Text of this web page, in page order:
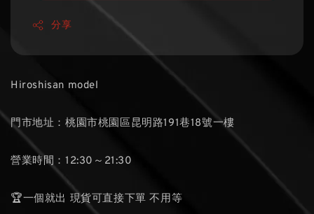
分享
Hiroshisan model
門市地址：桃園市桃園區昆明路191巷18號一樓
營業時間：12:30～21:30
🏆一個就出 現貨可直接下單 不用等